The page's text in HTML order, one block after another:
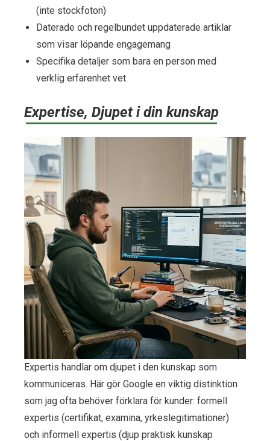
(inte stockfoton)
Daterade och regelbundet uppdaterade artiklar
som visar löpande engagemang
Specifika detaljer som bara en person med
verklig erfarenhet vet
Expertise, Djupet i din kunskap
Expertis handlar om djupet i den kunskap som
kommuniceras. Här gör Google en viktig distinktion
som jag ofta behöver förklara för kunder: formell
expertis (certifikat, examina, yrkeslegitimationer)
och informell expertis (djup praktisk kunskap